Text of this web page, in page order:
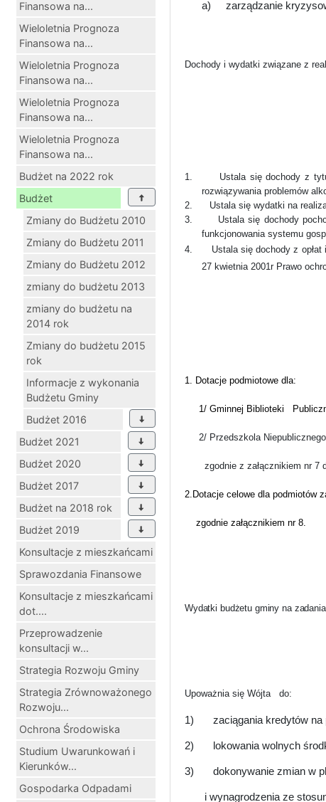
Finansowa na...
Wieloletnia Prognoza
Finansowa na...
Wieloletnia Prognoza
Finansowa na...
Wieloletnia Prognoza
Finansowa na...
Wieloletnia Prognoza
Finansowa na...
Budżet na 2022 rok
Budżet
Zmiany do Budżetu 2010
Zmiany do Budżetu 2011
Zmiany do Budżetu 2012
zmiany do budżetu 2013
zmiany do budżetu na
2014 rok
Zmiany do budżetu 2015
rok
Informacje z wykonania
Budżetu Gminy
Budżet 2016
Budżet 2021
Budżet 2020
Budżet 2017
Budżet na 2018 rok
Budżet 2019
Konsultacje z mieszkańcami
Sprawozdania Finansowe
Konsultacje z mieszkańcami
dot....
Przeprowadzenie
konsultacji w...
Strategia Rozwoju Gminy
Strategia Zrównoważonego
Rozwoju...
Ochrona Środowiska
Studium Uwarunkowań i
Kierunków...
Gospodarka Odpadami
a) zarządzanie
Dochody i wydatki związane z
1.
Ustala się dochody z
rozwiązywania problemów
2.
Ustala się wydatki na
3.
Ustala się dochody
funkcjonowania systemu
4.
Ustala się dochody z
27 kwietnia 2001r Prawo
1. Dotacje podmiotowe dla:
1/ Gminnej Biblioteki
2/ Przedszkola Niepublicznego
zgodnie z załącznikiem nr 7
2.Dotacje celowe dla podmiotów
zgodnie załącznikiem nr 8.
Wydatki budżetu gminy na
Upoważnia się Wójta do:
1) zaciągania kredytów
2) lokowania wolnych
3) dokonywanie zmian w
i wynagrodzenia ze